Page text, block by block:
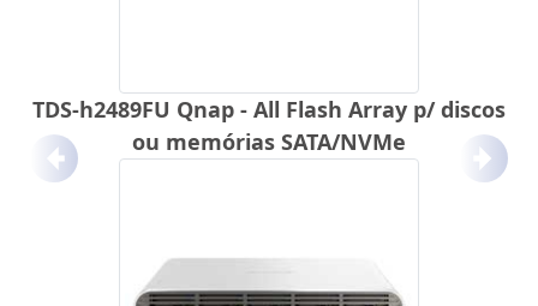
TDS-h2489FU Qnap - All Flash Array p/ discos
ou memórias SATA/NVMe
Anterior